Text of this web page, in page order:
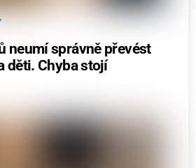
neumí správně převést
děti. Chyba stojí